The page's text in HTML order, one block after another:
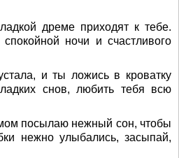
дреме приходят к тебе.
ночи и счастливого
и ты ложись в кроватку
снов, любить тебя всю
посылаю нежный сон, чтобы
нежно улыбались, засыпай,